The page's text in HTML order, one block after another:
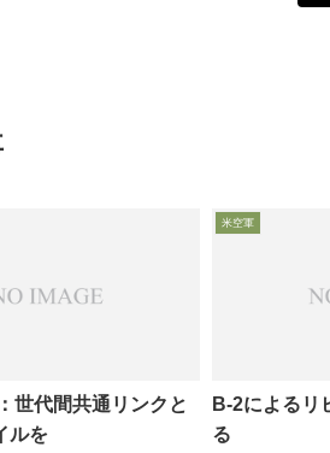
世代間共通リンクと
ルを
米空軍
B-2によるリ
る